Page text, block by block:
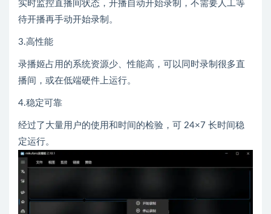
实时监控直播间状态，开播自动开始录制，不需要人工等
待开播再手动开始录制。
3.高性能
录播姬占用的系统资源少、性能高，可以同时录制很多直
播间，或在低端硬件上运行。
4.稳定可靠
经过了大量用户的使用和时间的检验，可 24×7 长时间稳
定运行。